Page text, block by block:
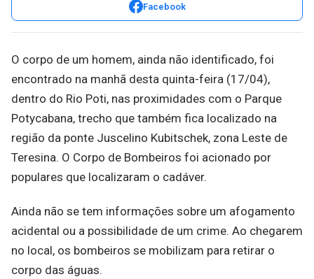
Facebook
O corpo de um homem, ainda não identificado, foi
encontrado na manhã desta quinta-feira (17/04),
dentro do Rio Poti, nas proximidades com o Parque
Potycabana, trecho que também fica localizado na
região da ponte Juscelino Kubitschek, zona Leste de
Teresina. O Corpo de Bombeiros foi acionado por
populares que localizaram o cadáver.
Ainda não se tem informações sobre um afogamento
acidental ou a possibilidade de um crime. Ao chegarem
no local, os bombeiros se mobilizam para retirar o
corpo das águas.